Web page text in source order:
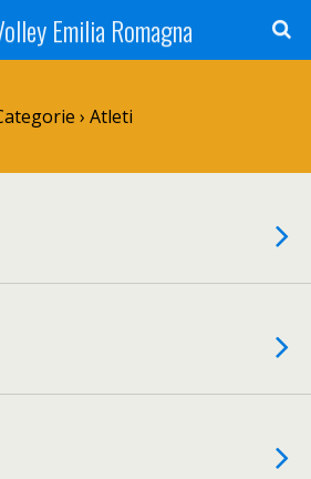
Emilia Romagna
› Atleti